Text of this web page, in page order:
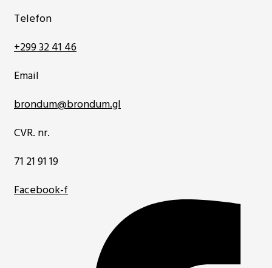
Telefon
+299 32 41 46
Email
brondum@brondum.gl
CVR. nr.
71 21 91 19
Facebook-f